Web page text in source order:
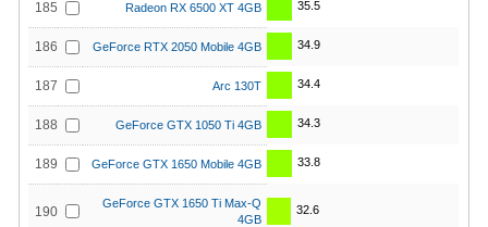
185 Radeon RX 6500 XT 4GB 35.5
186 GeForce RTX 2050 Mobile 4GB 34.9
187 Arc 130T 34.4
188 GeForce GTX 1050 Ti 4GB 34.3
189 GeForce GTX 1650 Mobile 4GB 33.8
190
GeForce GTX 1650 Ti Max-Q
4GB
32.6